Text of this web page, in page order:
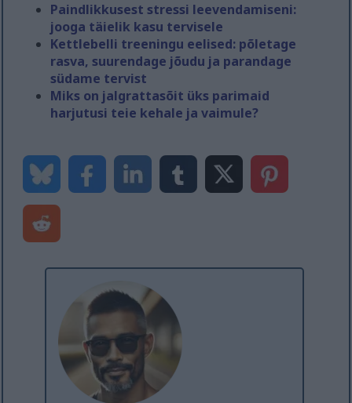
Paindlikkusest stressi leevendamiseni:
jooga täielik kasu tervisele
Kettlebelli treeningu eelised: põletage
rasva, suurendage jõudu ja parandage
südame tervist
Miks on jalgrattasõit üks parimaid
harjutusi teie kehale ja vaimule?